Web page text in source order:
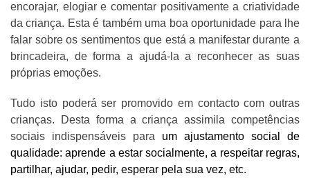
encorajar, elogiar e comentar positivamente a criatividade
da criança. Esta é também uma boa oportunidade para lhe
falar sobre os sentimentos que está a manifestar durante a
brincadeira, de forma a ajudá-la a reconhecer as suas
próprias emoções.
Tudo isto poderá ser promovido em contacto com outras
crianças. Desta forma a criança assimila competências
sociais indispensáveis para um ajustamento social de
qualidade: aprende a estar socialmente, a respeitar regras,
partilhar, ajudar, pedir, esperar pela sua vez, etc.